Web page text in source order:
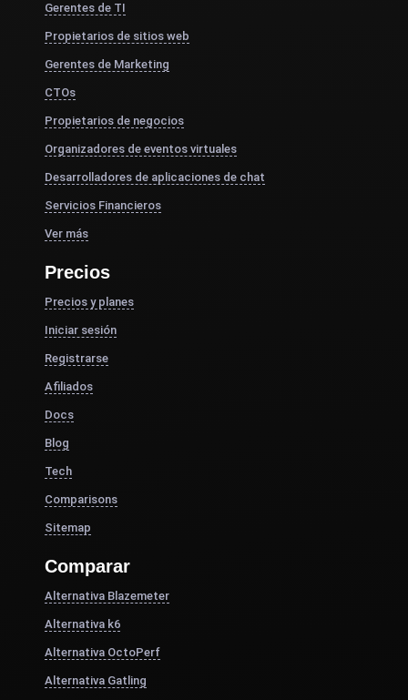
Gerentes de TI
Propietarios de sitios web
Gerentes de Marketing
CTOs
Propietarios de negocios
Organizadores de eventos virtuales
Desarrolladores de aplicaciones de chat
Servicios Financieros
Ver más
Precios
Precios y planes
Iniciar sesión
Registrarse
Afiliados
Docs
Blog
Tech
Comparisons
Sitemap
Comparar
Alternativa Blazemeter
Alternativa k6
Alternativa OctoPerf
Alternativa Gatling